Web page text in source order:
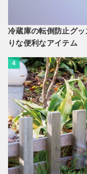
冷蔵庫の転倒防止グ
りな便利なアイテム
4